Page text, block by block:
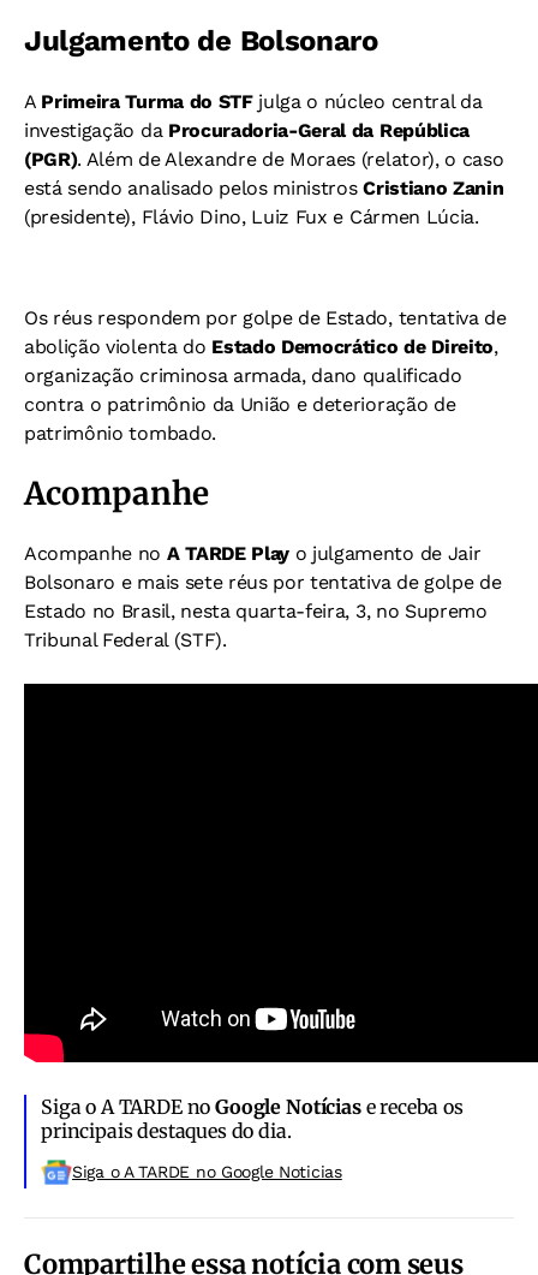
Julgamento de Bolsonaro
A Primeira Turma do STFjulga o núcleo central da
investigação da Procuradoria-Geral da República
(PGR). Além de Alexandre de Moraes (relator), o caso
está sendo analisado pelos ministrosCristiano Zanin
(presidente), Flávio Dino, Luiz Fux e Cármen Lúcia.
Os réus respondem por golpe de Estado, tentativa de
abolição violenta do Estado Democrático de Direito,
organização criminosa armada, dano qualificado
contra o patrimônio da União e deterioração de
patrimônio tombado.
Acompanhe
Acompanhe no A TARDE Play o julgamento de Jair
Bolsonaro e mais sete réus por tentativa de golpe de
Estado no Brasil, nesta quarta-feira, 3, no Supremo
Tribunal Federal (STF).
Siga o A TARDE noGoogle Notíciase receba os
principais destaques do dia.
Siga o A TARDE no Google Noticias
Compartilhe essa notícia com seus